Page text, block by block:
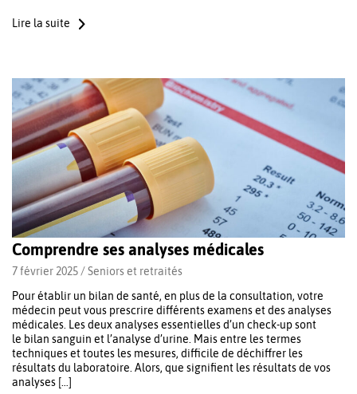
Lire la suite
Comprendre ses analyses médicales
7 février 2025 /Seniors et retraités
Pour établir un bilan de santé, en plus de la consultation, votre
médecin peut vous prescrire différents examens et des analyses
médicales. Les deux analyses essentielles d’un check-up sont
le bilan sanguin et l’analyse d’urine. Mais entre les termes
techniques et toutes les mesures, difficile de déchiffrer les
résultats du laboratoire. Alors, que signifient les résultats de vos
analyses […]